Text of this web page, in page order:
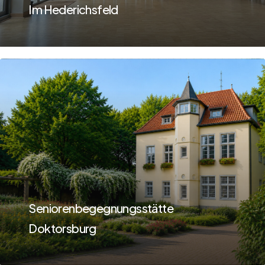
Im Hederichsfeld
Seniorenbegegnungsstätte
Doktorsburg